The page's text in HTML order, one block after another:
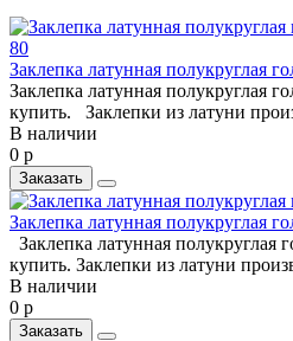
Заклепка латунная полукруглая
Заклепка латунная полукруглая
купить. Заклепки из латуни
В наличии
0 р
Заказать
Заклепка латунная полукруглая
Заклепка латунная
купить. Заклепки из латуни
В наличии
0 р
Заказать